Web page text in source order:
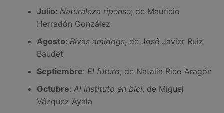
Julio: Naturaleza ripense, de Mauricio
Herradón González
Agosto: Rivas amidogs, de José Javier Ruiz
Baudet
Septiembre: El futuro, de Natalia Rico Aragón
Octubre: Al instituto en bici, de Miguel
Vázquez Ayala